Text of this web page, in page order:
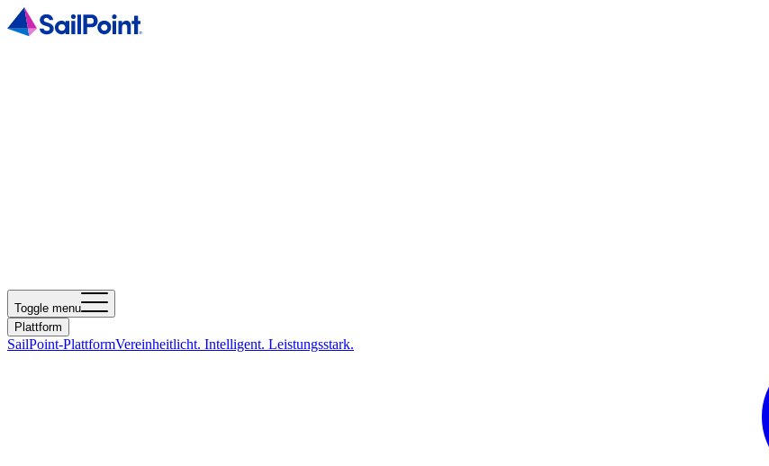
Toggle menu
Plattform
SailPoint-PlattformVereinheitlicht. Intelligent. Leistungsstark.